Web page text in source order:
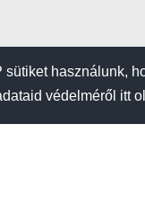
használunk,
védelméről itt